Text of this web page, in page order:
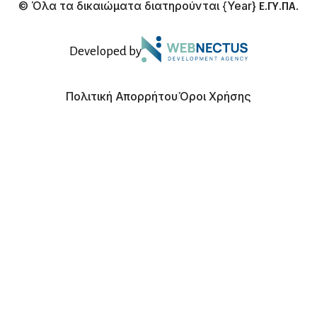
© Όλα τα δικαιώματα διατηρούνται {Year} Ε.ΓΥ.ΠΑ.
Developed by
Πολιτική ΑπορρήτουΌροι Χρήσης